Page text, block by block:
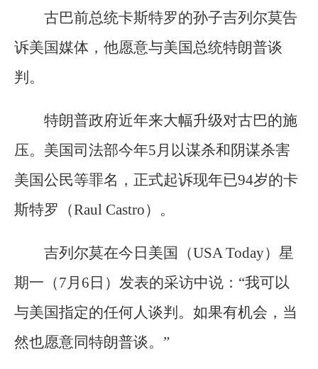
古巴前总统卡斯特罗的孙子吉列尔莫告
诉美国媒体，他愿意与美国总统特朗普谈
判。
特朗普政府近年来大幅升级对古巴的施
压。美国司法部今年5月以谋杀和阴谋杀害
美国公民等罪名，正式起诉现年已94岁的卡
斯特罗（Raul Castro）。
吉列尔莫在今日美国（USA Today）星
期一（7月6日）发表的采访中说：“我可以
与美国指定的任何人谈判。如果有机会，当
然也愿意同特朗普谈。”